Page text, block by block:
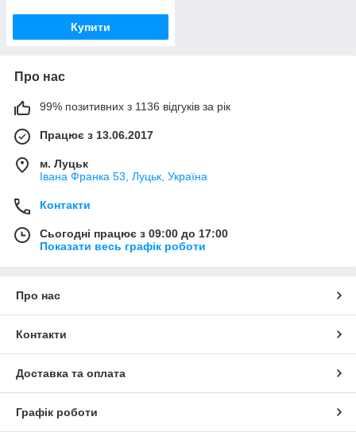
Купити
Про нас
99% позитивних з 1136 відгуків за рік
Працює з 13.06.2017
м. Луцьк
Івана Франка 53, Луцьк, Україна
Контакти
Сьогодні працює з 09:00 до 17:00
Показати весь графік роботи
Про нас
Контакти
Доставка та оплата
Графік роботи